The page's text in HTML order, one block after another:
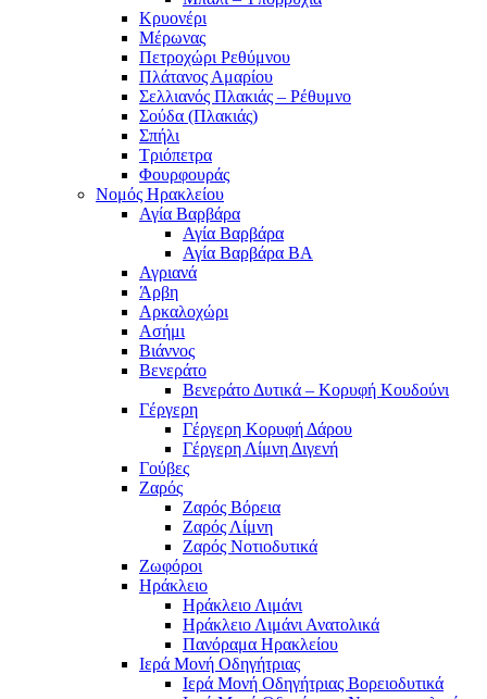
Κρυονέρι
Μέρωνας
Πετροχώρι Ρεθύμνου
Πλάτανος Αμαρίου
Σελλιανός Πλακιάς – Ρέθυμνο
Σούδα (Πλακιάς)
Σπήλι
Τριόπετρα
Φουρφουράς
Νομός Ηρακλείου
Αγία Βαρβάρα
Αγία Βαρβάρα
Αγία Βαρβάρα ΒΑ
Αγριανά
Άρβη
Αρκαλοχώρι
Ασήμι
Βιάννος
Βενεράτο
Βενεράτο Δυτικά – Κορυφή Κουδούνι
Γέργερη
Γέργερη Κορυφή Δάρου
Γέργερη Λίμνη Διγενή
Γούβες
Ζαρός
Ζαρός Βόρεια
Ζαρός Λίμνη
Ζαρός Νοτιοδυτικά
Ζωφόροι
Ηράκλειο
Ηράκλειο Λιμάνι
Ηράκλειο Λιμάνι Ανατολικά
Πανόραμα Ηρακλείου
Ιερά Μονή Οδηγήτριας
Ιερά Μονή Οδηγήτριας Βορειοδυτικά